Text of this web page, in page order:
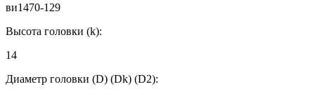
ви1470-129
Высота головки (k):
14
Диаметр головки (D) (Dk) (D2):